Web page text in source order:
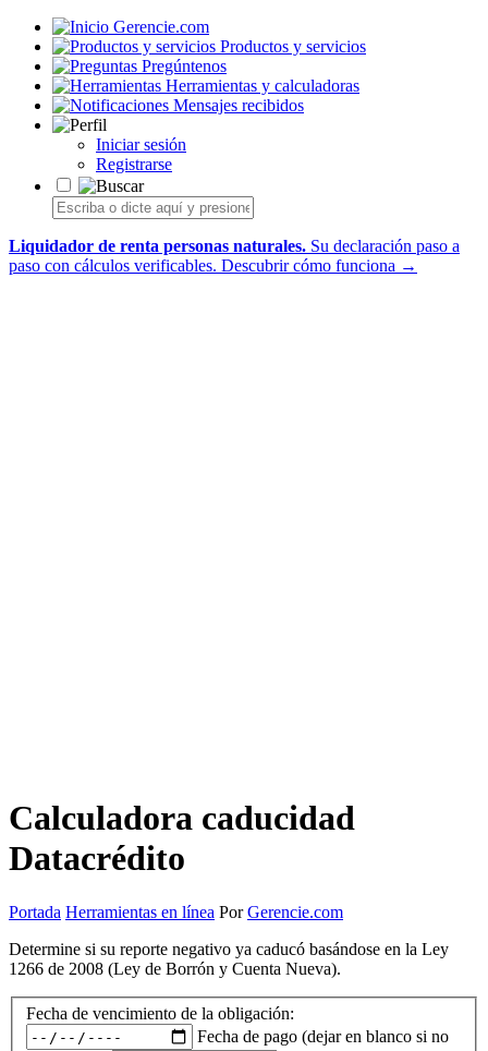
Gerencie.com
Productos y servicios
Pregúntenos
Herramientas y calculadoras
Mensajes recibidos
Iniciar sesión
Registrarse
Liquidador de renta personas naturales. Su declaración paso a
paso con cálculos verificables. Descubrir cómo funciona →
Calculadora caducidad
Datacrédito
Portada Herramientas en línea PorGerencie.com
Determine si su reporte negativo ya caducó basándose en la Ley
1266 de 2008 (Ley de Borrón y Cuenta Nueva).
Fecha de vencimiento de la obligación:
Fecha de pago (dejar en blanco si no